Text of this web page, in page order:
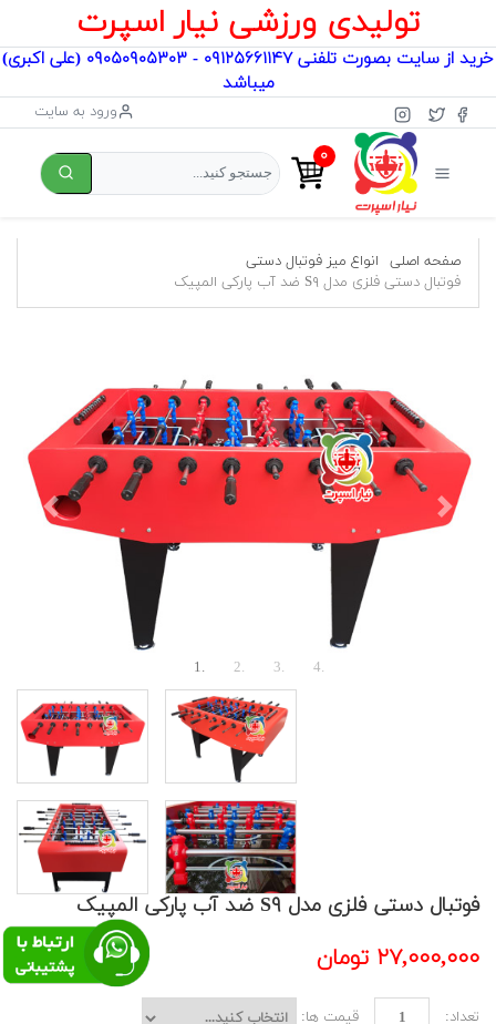
تولیدی ورزشی نیار اسپرت
خرید از سایت بصورت تلفنی ۰۹۱۲۵۶۶۱۱۴۷ - ۰۹۰۵۰۹۰۵۳۰۳ (علی اکبری)
میباشد
ورود به سایت
۰
صفحه اصلی
انواع میز فوتبال دستی
فوتبال دستی فلزی مدل S۹ ضد آب پارکی المپیک
Previous Next
فوتبال دستی فلزی مدل S۹ ضد آب پارکی المپیک
۲۷,۰۰۰,۰۰۰ تومان
تعداد: قیمت ها: